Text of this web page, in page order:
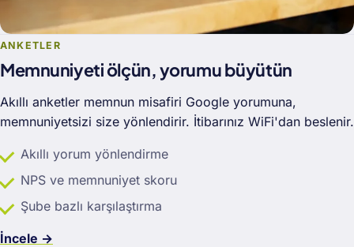
ANKETLER
Memnuniyeti ölçün, yorumu büyütün
Akıllı anketler memnun misafiri Google yorumuna,
memnuniyetsizi size yönlendirir. İtibarınız WiFi'dan beslenir.
Akıllı yorum yönlendirme
NPS ve memnuniyet skoru
Şube bazlı karşılaştırma
İncele →